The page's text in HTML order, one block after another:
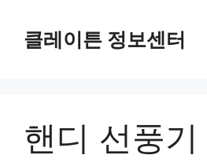
클레이튼 정보센터
핸디 선풍기